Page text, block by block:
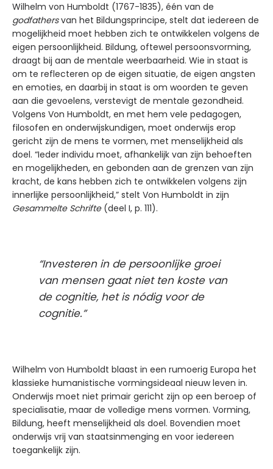
Wilhelm von Humboldt (1767-1835), één van de
godfathersvan het Bildungsprincipe, stelt dat iedereen de
mogelijkheid moet hebben zich te ontwikkelen volgens de
eigen persoonlijkheid. Bildung, oftewel persoonsvorming,
draagt bij aan de mentale weerbaarheid. Wie in staat is
om te reflecteren op de eigen situatie, de eigen angsten
en emoties, en daarbij in staat is om woorden te geven
aan die gevoelens, verstevigt de mentale gezondheid.
Volgens Von Humboldt, en met hem vele pedagogen,
filosofen en onderwijskundigen, moet onderwijs erop
gericht zijn de mens te vormen, met menselijkheid als
doel. “Ieder individu moet, afhankelijk van zijn behoeften
en mogelijkheden, en gebonden aan de grenzen van zijn
kracht, de kans hebben zich te ontwikkelen volgens zijn
innerlijke persoonlijkheid,” stelt Von Humboldt in zijn
Gesammelte Schrifte(deel I, p. 111).
“Investeren in de persoonlijke groei
van mensen gaat niet ten koste van
de cognitie, het is nódig voor de
cognitie.”
Wilhelm von Humboldt blaast in een rumoerig Europa het
klassieke humanistische vormingsideaal nieuw leven in.
Onderwijs moet niet primair gericht zijn op een beroep of
specialisatie, maar de volledige mens vormen. Vorming,
Bildung, heeft menselijkheid als doel. Bovendien moet
onderwijs vrij van staatsinmenging en voor iedereen
toegankelijk zijn.